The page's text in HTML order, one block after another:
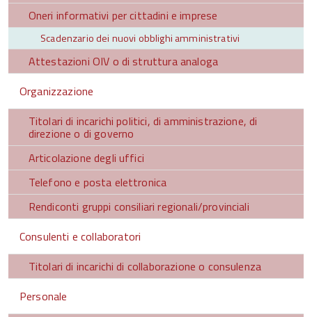
Oneri informativi per cittadini e imprese
Scadenzario dei nuovi obblighi amministrativi
Attestazioni OIV o di struttura analoga
Organizzazione
Titolari di incarichi politici, di amministrazione, di
direzione o di governo
Articolazione degli uffici
Telefono e posta elettronica
Rendiconti gruppi consiliari regionali/provinciali
Consulenti e collaboratori
Titolari di incarichi di collaborazione o consulenza
Personale